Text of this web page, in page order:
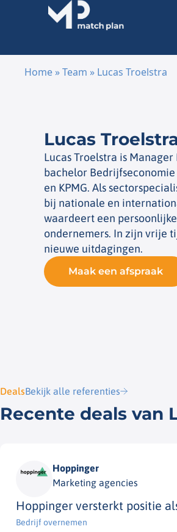
Home »Team » Lucas Troelstra
Lucas
Lucas Troelstra is
bachelor Bedrijfseconomie
en KPMG. Als
bij nationale en
waardeert een
ondernemers. In zijn vrije
nieuwe uitdagingen.
Maak een afspraak
DealsBekijk alle referenties
Recente deals van
Hoppinger
Marketing agencies
Hoppinger versterkt positie
Bedrijf overnemen​